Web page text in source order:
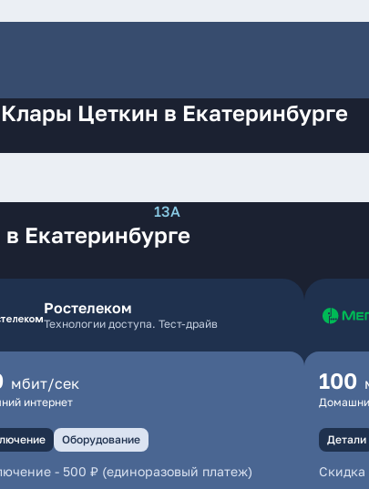
Цеткин в Екатеринбурге
13А
Екатеринбурге
Ростелеком
Технологии доступа. Тест-драйв
мбит/сек
интернет
Оборудование
- 500 ₽ (единоразовый платеж)
100
Детали
Скидка